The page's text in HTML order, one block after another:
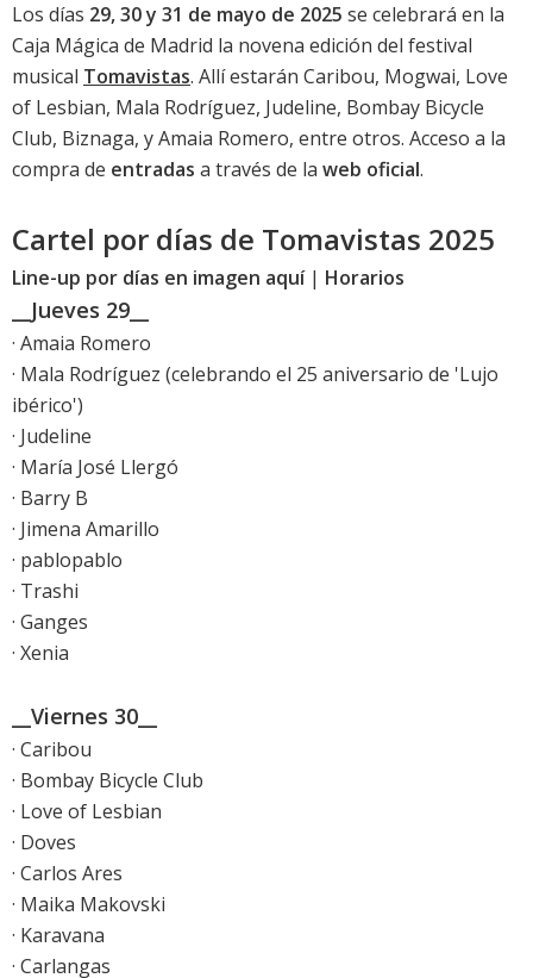
Los días 29, 30 y 31 de mayo de 2025 se celebrará en la
Caja Mágica de Madrid la novena edición del festival
musical Tomavistas. Allí estarán Caribou, Mogwai, Love
of Lesbian, Mala Rodríguez, Judeline, Bombay Bicycle
Club, Biznaga, y Amaia Romero, entre otros. Acceso a la
compra de entradas a través de la web oficial.
Cartel por días de Tomavistas 2025
Line-up por días en imagen aquí| Horarios
__Jueves 29__
· Amaia Romero
· Mala Rodríguez (celebrando el 25 aniversario de 'Lujo
ibérico')
· Judeline
· María José Llergó
· Barry B
· Jimena Amarillo
· pablopablo
· Trashi
· Ganges
· Xenia
__Viernes 30__
· Caribou
· Bombay Bicycle Club
· Love of Lesbian
· Doves
· Carlos Ares
· Maika Makovski
· Karavana
· Carlangas